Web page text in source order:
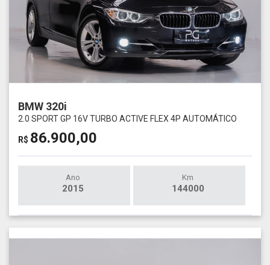
BMW 320i
2.0 SPORT GP 16V TURBO ACTIVE FLEX 4P AUTOMÁTICO
R$ 86.900,00
Ano
2015
Km
144000